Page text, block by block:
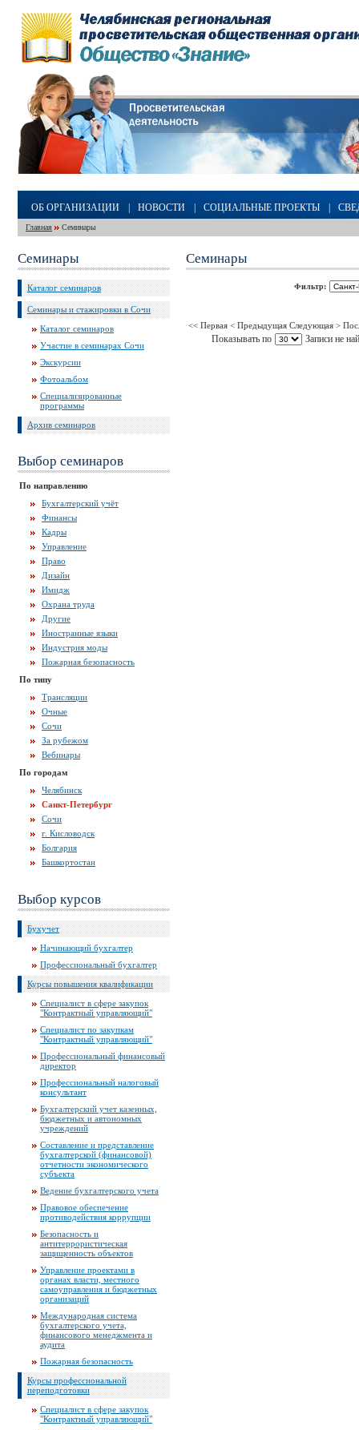
ОБ ОРГАНИЗАЦИИ НОВОСТИ СОЦИАЛЬНЫЕ ПРОЕКТЫ
Главная Семинары
Семинары
Каталог семинаров
Семинары и стажировки в Сочи
Каталог семинаров
Участие в семинарах Сочи
Экскурсии
Фотоальбом
Специализированные
программы
Архив семинаров
Выбор семинаров
По направлению
Бухгалтерский учёт
Финансы
Кадры
Управление
Право
Дизайн
Имидж
Охрана труда
Другие
Иностранные языки
Индустрия моды
Пожарная безопасность
По типу
Трансляции
Очные
Сочи
За рубежом
Вебинары
По городам
Челябинск
Санкт-Петербург
Сочи
г. Кисловодск
Болгария
Башкортостан
Выбор курсов
Бухучет
Начинающий бухгалтер
Профессиональный бухгалтер
Курсы повышения квалификации
Специалист в сфере закупок
"Контрактный управляющий"
Специалист по закупкам
"Контрактный управляющий"
Профессиональный финансовый
директор
Профессиональный налоговый
консультант
Бухгалтерский учет казенных,
бюджетных и автономных
учреждений
Составление и представление
бухгалтерской (финансовой)
отчетности экономического
субъекта
Ведение бухгалтерского учета
Правовое обеспечение
противодействия коррупции
Безопасность и
антитеррористическая
защищенность объектов
Управление проектами в
органах власти, местного
самоуправления и бюджетных
организаций
Международная система
бухгалтерского учета,
финансового менеджмента и
аудита
Пожарная безопасность
Курсы профессиональной
переподготовки
Специалист в сфере закупок
"Контрактный управляющий"
Семинары
Фильтр:
<< Первая < Предыдущая Следующая >
Показывать по Записи не